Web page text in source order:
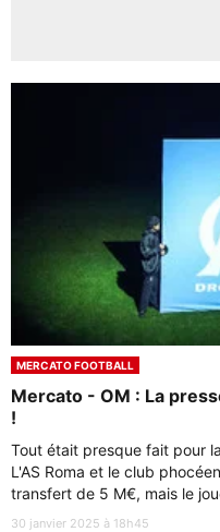
MERCATO FOOTBALL
Mercato - OM : La
!
Tout était presque fait pour
L'AS Roma et le club
transfert de 5 M€, mais le
30 janvier 2025 à 18h45